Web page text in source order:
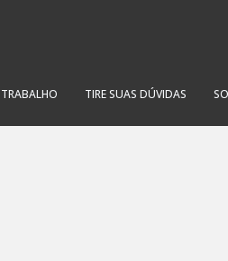
TIRE SUAS DÚVIDAS